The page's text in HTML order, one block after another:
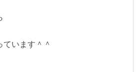
ています＾＾